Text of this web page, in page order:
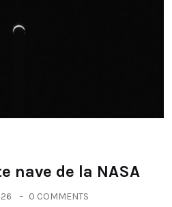
nave de la NASA
0 COMMENTS